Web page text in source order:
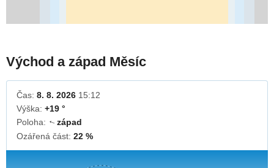
Východ a západ Měsíc
Čas: 8. 8. 2026 15:12
Výška: +19 °
Poloha: ↓západ
Ozářená část: 22 %